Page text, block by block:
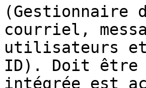
(Gestionnaire
courriel,
utilisateurs et
ID). Doit être
intégrée est